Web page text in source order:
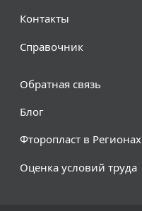
Контакты
Справочник
Обратная связь
Блог
Фторопласт в Регионах
Оценка условий труда